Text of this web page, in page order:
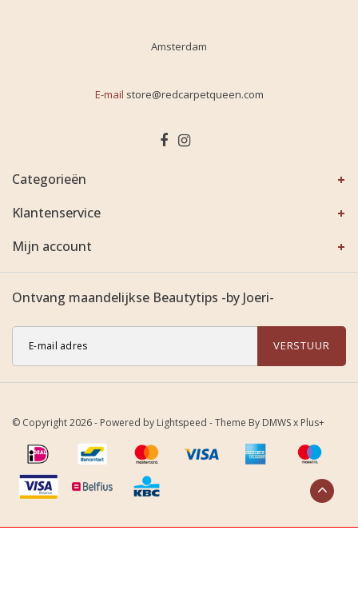
Amsterdam
E-mail store@redcarpetqueen.com
Categorieën
Klantenservice
Mijn account
Ontvang maandelijkse Beautytips -by Joeri-
VERSTUUR
© Copyright 2026 - Powered by Lightspeed - Theme By DMWSx Plus+